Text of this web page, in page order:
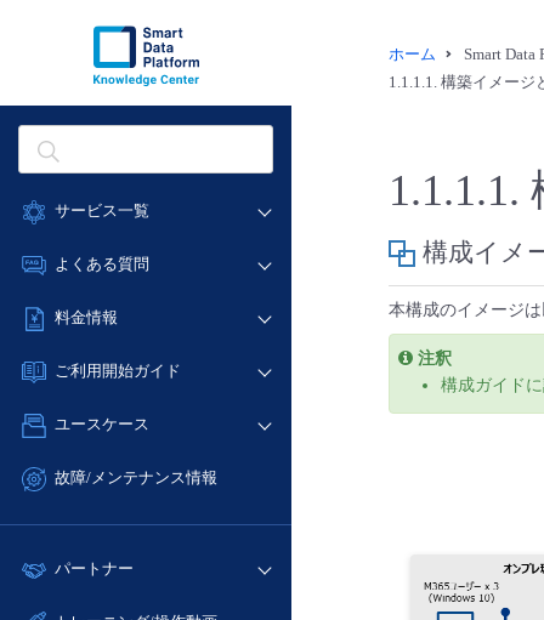
サービス一覧
データ利活用
ネットワーク
IoT
サポート
管理機能
よくある質問
データ利活用
ネットワーク
IoT
サポート
管理機能
すべてのメニューを見る
料金情報
料金シミュレーター
クラウド/サーバー
ネットワーク
サポート
ご利用開始ガイド
■ 管理機能
- 初期設定・確認
- ユーザー機能の管理
ユースケース
- バックアップ
- IoT
故障/メンテナンス情報
サービス稼働状況
故障/メンテナンス履歴
パートナー
販売パートナー向けプログラム
ホーム Smart Data
1.1.1.1. 構築イメージ
1.1.1.1.
構成イメ
本構成のイメージは
注釈
構成ガイド